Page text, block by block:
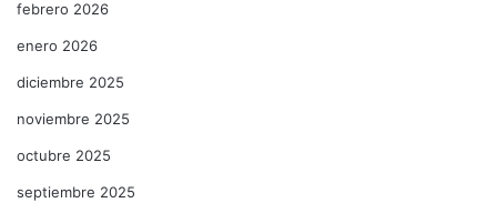
febrero 2026
enero 2026
diciembre 2025
noviembre 2025
octubre 2025
septiembre 2025